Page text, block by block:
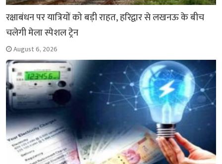
रक्षाबंधन पर यात्रियों को बड़ी राहत, हरिद्वार से लखनऊ के बीच
चलेगी मेला स्पेशल ट्रेन
August 6, 2026